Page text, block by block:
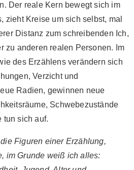
Der reale Kern bewegt sich im
zieht Kreise um sich selbst, mal
Distanz zum schreibenden Ich,
zu anderen realen Personen. Im
des Erzählens verändern sich
Verzicht und
Radien, gewinnen neue
Schwebezustände
tun sich auf.
Figuren einer Erzählung,
im Grunde weiß ich alles: